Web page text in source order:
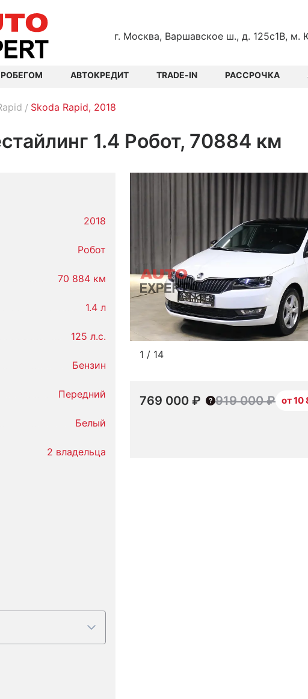
г. Москва, Варшавское ш., д. 125с1В, м.
АВТОКРЕДИТ TRADE-IN РАССРОЧКА
Skoda Rapid, 2018
1.4 Робот, 70884 км
2018
Робот
70 884 км
1.4 л
125 л.с.
Бензин
Передний
Белый
2 владельца
1 / 14
769 000 ₽ 919 000 ₽ от 10